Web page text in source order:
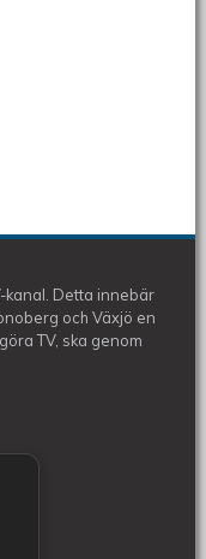
kanal. Detta innebär
och Växjö en
TV, ska genom